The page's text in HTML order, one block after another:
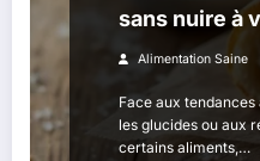
sans nuire à
Alimentation Saine
Face aux
les glucides ou aux
certains aliments,…